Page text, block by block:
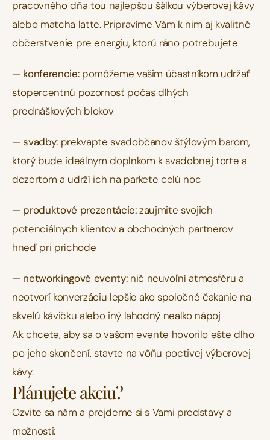
pracovného dňa tou najlepšou šálkou výberovej kávy
alebo matcha latte. Pripravíme Vám k nim aj kvalitné
občerstvenie pre energiu, ktorú ráno potrebujete
— konferencie: pomôžeme vašim účastníkom udržať
stopercentnú pozornosť počas dlhých
prednáškových blokov
— svadby: prekvapte svadobčanov štýlovým barom,
ktorý bude ideálnym doplnkom k svadobnej torte a
dezertom a udrží ich na parkete celú noc
— produktové prezentácie: zaujmite svojich
potenciálnych klientov a obchodných partnerov
hneď pri príchode
— networkingové eventy: nič neuvoľní atmosféru a
neotvorí konverzáciu lepšie ako spoločné čakanie na
skvelú kávičku alebo iný lahodný nealko nápoj
Ak chcete, aby sa o vašom evente hovorilo ešte dlho
po jeho skončení, stavte na vôňu poctivej výberovej
kávy.
Plánujete akciu?
Ozvite sa nám a prejdeme si s Vami predstavy a
možnosti: